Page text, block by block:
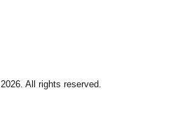
2026. All rights reserved.